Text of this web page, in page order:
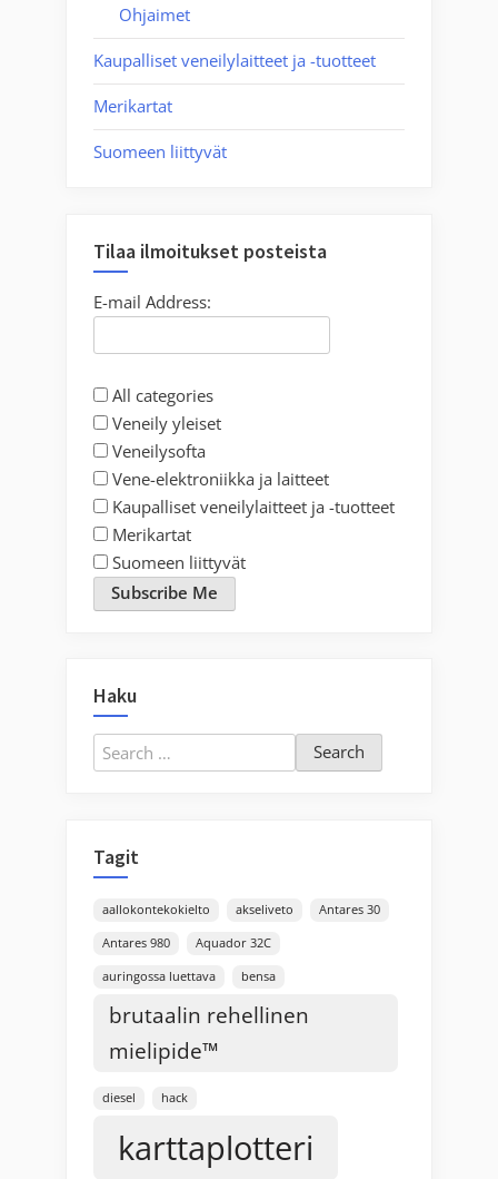
Ohjaimet
Kaupalliset veneilylaitteet ja -tuotteet
Merikartat
Suomeen liittyvät
Tilaa ilmoitukset posteista
E-mail Address:
All categories
Veneily yleiset
Veneilysofta
Vene-elektroniikka ja laitteet
Kaupalliset veneilylaitteet ja -tuotteet
Merikartat
Suomeen liittyvät
Subscribe Me
Haku
Search
for:
Tagit
aallokontekokielto akseliveto Antares 30
Antares 980 Aquador 32C
auringossa luettava bensa
brutaalin rehellinen
mielipide™
diesel hack
karttaplotteri